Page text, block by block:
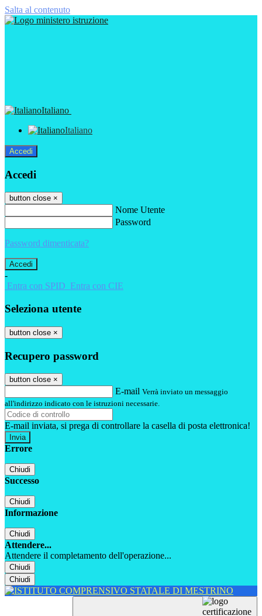
Salta al contenuto
Italiano
Italiano
Accedi
Accedi
button close ×
Nome Utente
Password
Password dimenticata?
-
Entra con SPID Entra con CIE
Seleziona utente
button close ×
Recupero password
button close ×
E-mail Verrà inviato un messaggio
all'indirizzo indicato con le istruzioni necessarie.
E-mail inviata, si prega di controllare la casella di posta elettronica!
Errore
Chiudi
Successo
Chiudi
Informazione
Chiudi
Attendere...
Attendere il completamento dell'operazione...
Chiudi
Chiudi